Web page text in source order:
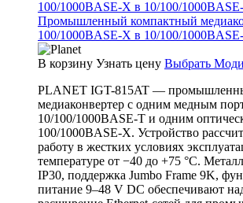
Промышленный компактный
100/1000BASE-X в 10/100/
В корзину Узнать цену Выбрать
PLANET IGT-815AT —
медиаконвертер с одним медным
10/100/1000BASE-T и одним
100/1000BASE-X. Устройство
работу в жестких условиях
температуре от −40 до +75 °C.
IP30, поддержка Jumbo Frame 9K,
питание 9–48 V DC обеспечивают